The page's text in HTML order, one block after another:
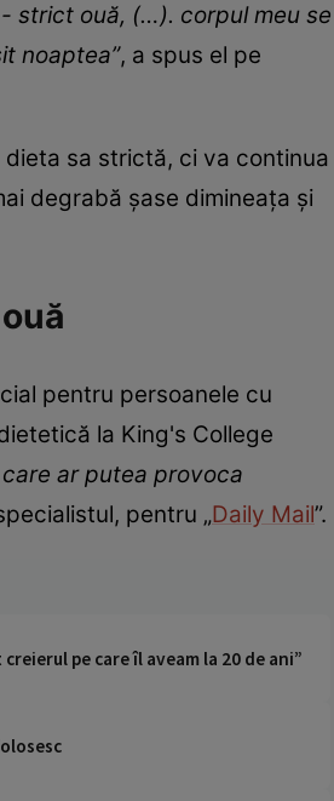
strict ouă, (…). corpul meu se
noaptea”, a spus el pe
sa strictă, ci va continua
degrabă șase dimineața și
pentru persoanele cu
la King's College
ar putea provoca
pentru „Daily Mail”.
pe care îl aveam la 20 de ani”